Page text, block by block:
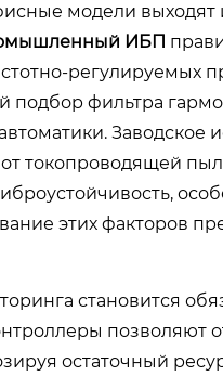
модели выходят
ИБП
регулируемых
подбор фильтра
токопроводящей
этих факторов
становится
позволяют
остаточный